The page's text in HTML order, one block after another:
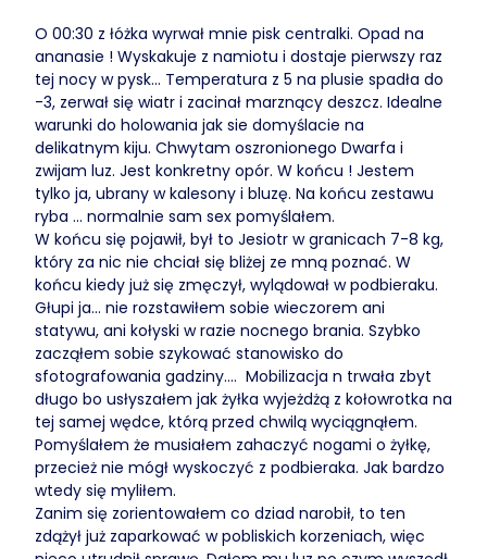
O 00:30 z łóżka wyrwał mnie pisk centralki. Opad na
ananasie ! Wyskakuje z namiotu i dostaje pierwszy raz
tej nocy w pysk... Temperatura z 5 na plusie spadła do
-3, zerwał się wiatr i zacinał marznący deszcz. Idealne
warunki do holowania jak sie domyślacie na
delikatnym kiju. Chwytam oszronionego Dwarfa i
zwijam luz. Jest konkretny opór. W końcu ! Jestem
tylko ja, ubrany w kalesony i bluzę. Na końcu zestawu
ryba ... normalnie sam sex pomyślałem.
W końcu się pojawił, był to Jesiotr w granicach 7-8 kg,
który za nic nie chciał się bliżej ze mną poznać. W
końcu kiedy już się zmęczył, wylądował w podbieraku.
Głupi ja... nie rozstawiłem sobie wieczorem ani
statywu, ani kołyski w razie nocnego brania. Szybko
zacząłem sobie szykować stanowisko do
sfotografowania gadziny.... Mobilizacja n trwała zbyt
długo bo usłyszałem jak żyłka wyjeżdżą z kołowrotka na
tej samej wędce, którą przed chwilą wyciągnąłem.
Pomyślałem że musiałem zahaczyć nogami o żyłkę,
przecież nie mógł wyskoczyć z podbieraka. Jak bardzo
wtedy się myliłem.
Zanim się zorientowałem co dziad narobił, to ten
zdążył już zaparkować w pobliskich korzeniach, więc